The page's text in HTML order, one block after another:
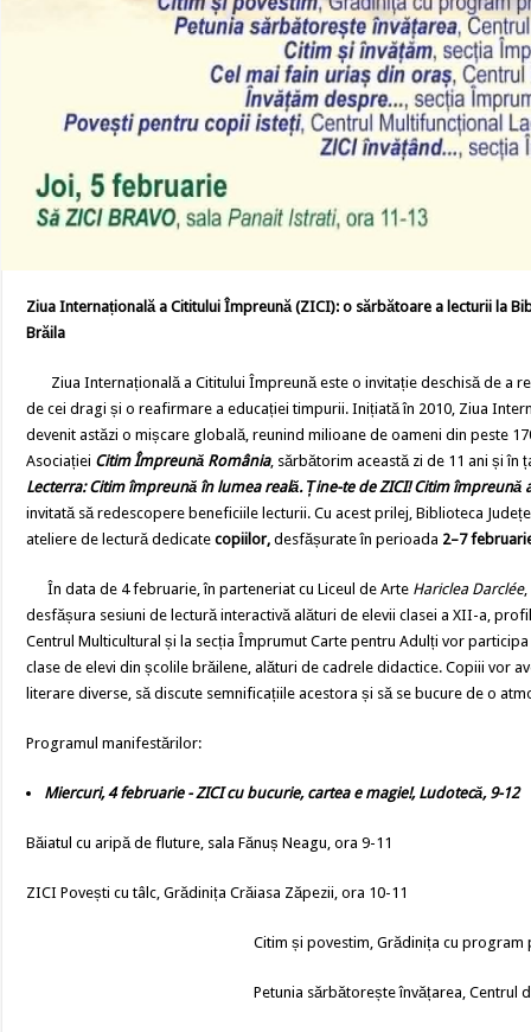
Ziua Internațională a Cititului Împreună (ZICI): o sărbătoare a lecturii la
Brăila
Ziua Internațională a Cititului Împreună este o invitație deschisă de a
de cei dragi și o reafirmare a educației timpurii. Inițiată în 2010, Ziua
devenit astăzi o mișcare globală, reunind milioane de oameni din peste
Asociației Citim Împreună România, sărbătorim această zi de 11 ani și în
Lecterra: Citim împreună în lumea reală. Ține-te de ZICI! Citim împreună
invitată să redescopere beneficiile lecturii. Cu acest prilej, Biblioteca
ateliere de lectură dedicatecopiilor, desfășurate în perioada 2–7
În data de 4 februarie, în parteneriat cu Liceul de Arte Hariclea Darclée,
desfășura sesiuni de lectură interactivă alături de elevii clasei a XII-a,
Centrul Multicultural și la secția Împrumut Carte pentru Adulți vor
clase de elevi din școlile brăilene, alături de cadrele didactice. Copiii vor
literare diverse, să discute semnificațiile acestora și să se bucure de o
Programul manifestărilor:
Miercuri, 4 februarie - ZICI cu bucurie, cartea e magie!, Ludotecă, 9-12
Băiatul cu aripă de fluture, sala Fănuș Neagu, ora 9-11
ZICI Povești cu tâlc, Grădinița Crăiasa Zăpezii, ora 10-11
Citim și povestim, Grădinița cu program
Petunia sărbătorește învățarea, Centrul